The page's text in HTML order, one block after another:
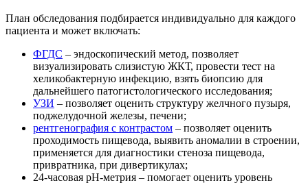
План обследования подбирается индивидуально для каждого
пациента и может включать:
ФГДС – эндоскопический метод, позволяет
визуализировать слизистую ЖКТ, провести тест на
хеликобактерную инфекцию, взять биопсию для
дальнейшего патогистологического исследования;
УЗИ – позволяет оценить структуру желчного пузыря,
поджелудочной железы, печени;
рентгенография с контрастом – позволяет оценить
проходимость пищевода, выявить аномалии в строении,
применяется для диагностики стеноза пищевода,
привратника, при дивертикулах;
24-часовая pH-метрия – помогает оценить уровень